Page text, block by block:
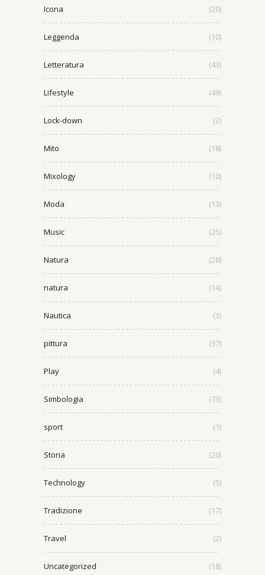
Icona (20)
Leggenda (10)
Letteratura (43)
Lifestyle (49)
Lock-down (2)
Mito (18)
Mixology (10)
Moda (13)
Music (25)
Natura (28)
natura (14)
Nautica (3)
pittura (37)
Play (4)
Simbologia (73)
sport (1)
Storia (20)
Technology (5)
Tradizione (17)
Travel (2)
Uncategorized (18)